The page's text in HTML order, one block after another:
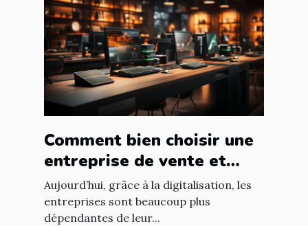
Comment bien choisir une
entreprise de vente et
d'installation de parc
informatique ?
Aujourd’hui, grâce à la digitalisation, les
entreprises sont beaucoup plus
dépendantes de leur...